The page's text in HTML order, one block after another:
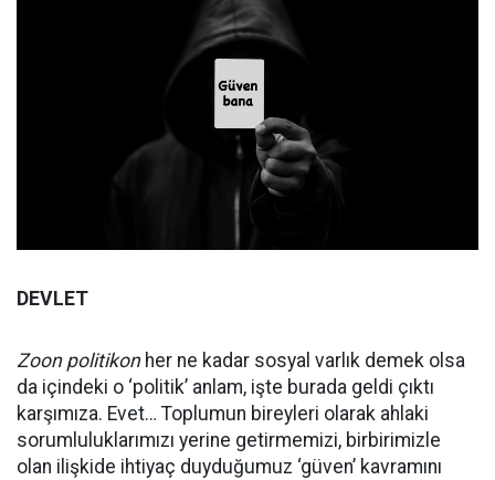
DEVLET
Zoon politikonher ne kadar sosyal varlık demek olsa
da içindeki o ‘politik’ anlam, işte burada geldi çıktı
karşımıza. Evet… Toplumun bireyleri olarak ahlaki
sorumluluklarımızı yerine getirmemizi, birbirimizle
olan ilişkide ihtiyaç duyduğumuz ‘güven’ kavramını